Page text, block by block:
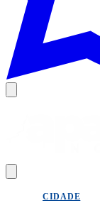
CIDADE